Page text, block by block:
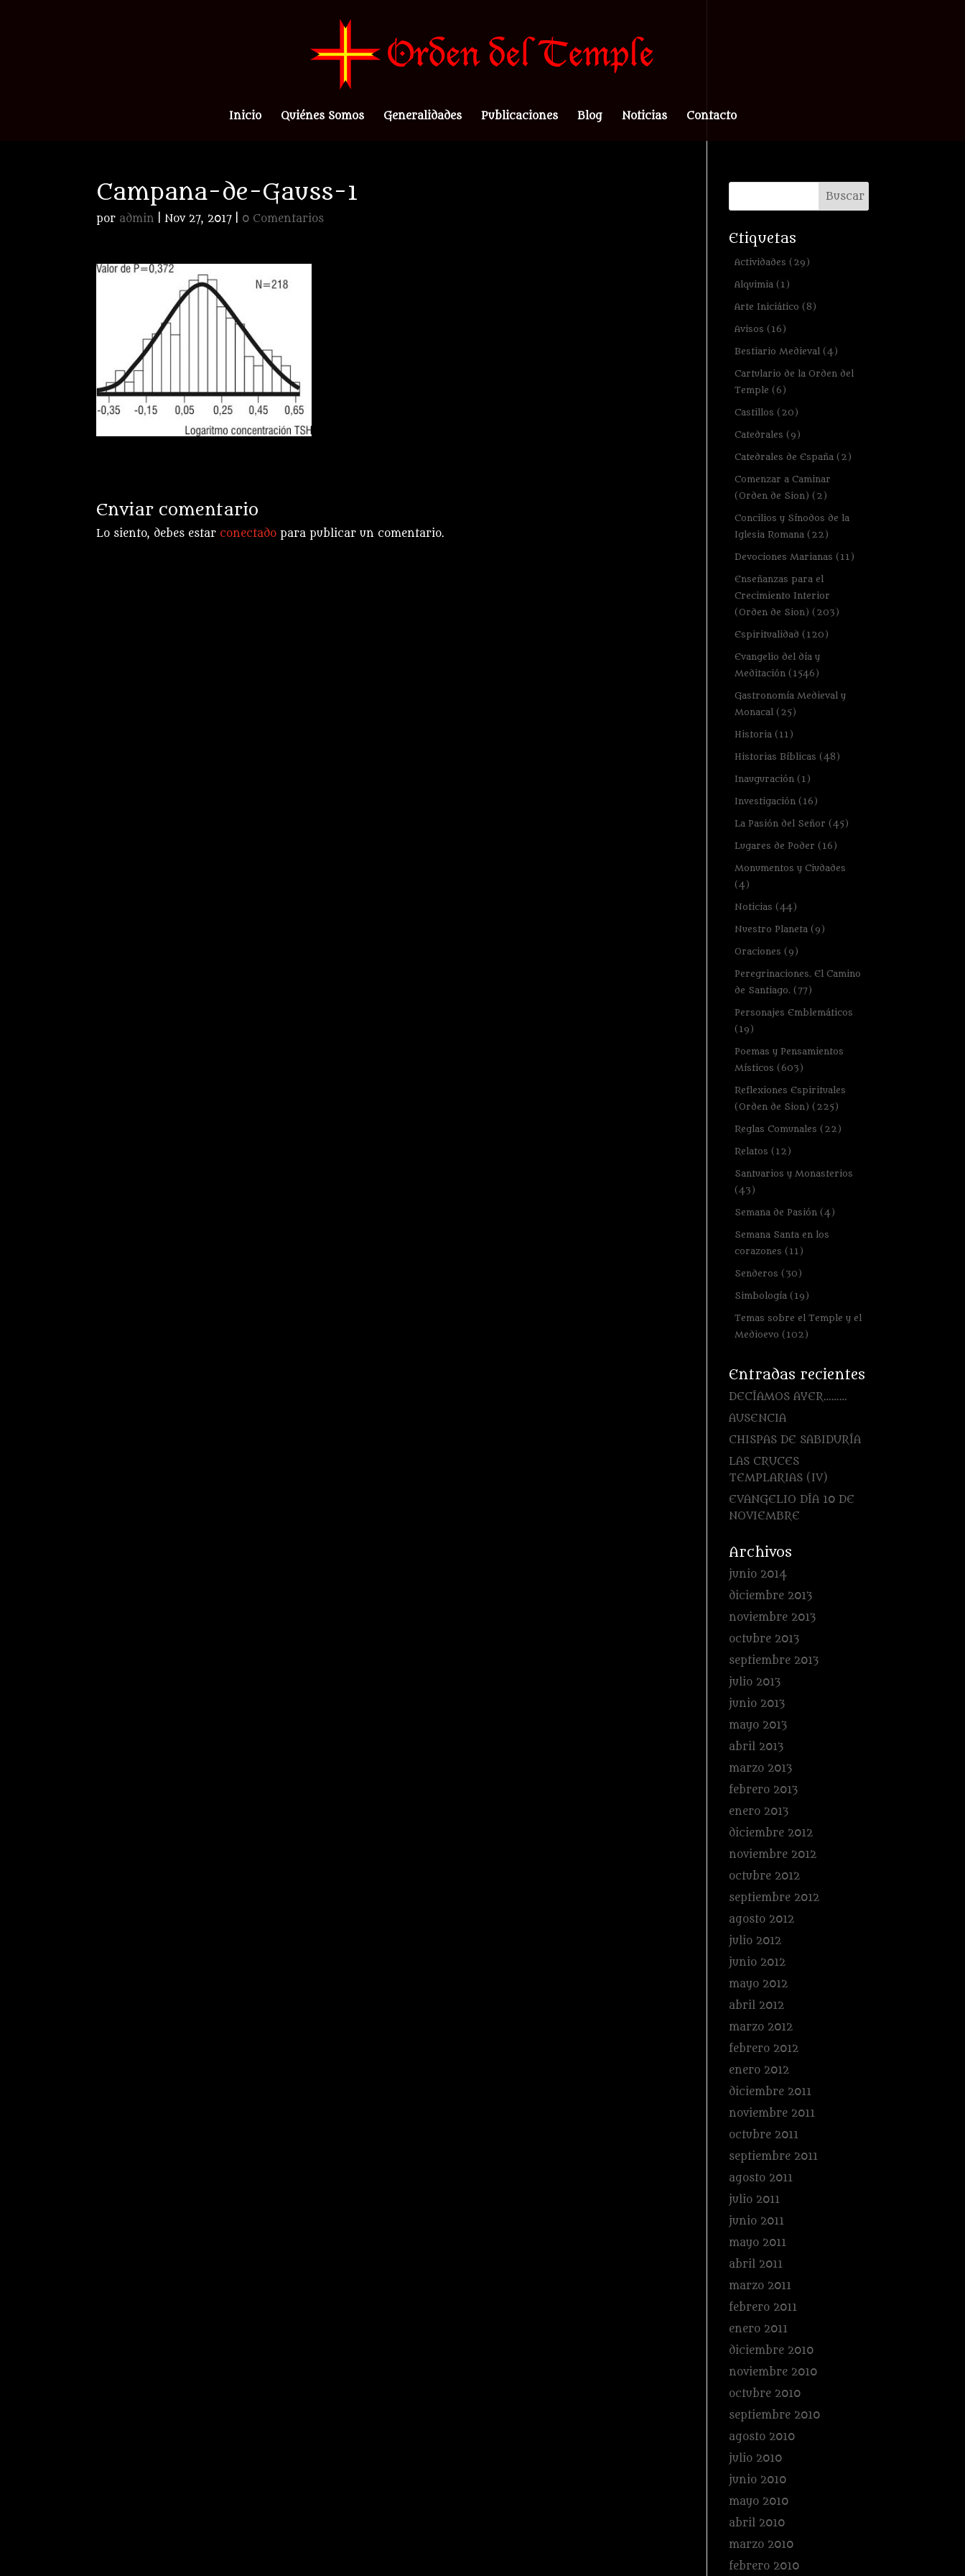
Inicio Quiénes Somos Generalidades Publicaciones Blog Noticias Contacto
Campana-de-Gauss-1
por admin |Nov 27, 2017 0 Comentarios
Enviar comentario
Lo siento, debes estar conectado para publicar un comentario.
Etiquetas
Actividades (29)
Alquimia (1)
Arte Iniciático (8)
Avisos (16)
Bestiario Medieval (4)
Cartulario de la Orden del
Temple (6)
Castillos (20)
Catedrales (9)
Catedrales de España (2)
Comenzar a Caminar
(Orden de Sion) (2)
Concilios y Sínodos de la
Iglesia Romana (22)
Devociones Marianas (11)
Enseñanzas para el
Crecimiento Interior
(Orden de Sion) (203)
Espiritualidad (120)
Evangelio del día y
Meditación (1546)
Gastronomía Medieval y
Monacal (25)
Historia (11)
Historias Bíblicas (48)
Inauguración (1)
Investigación (16)
La Pasión del Señor (45)
Lugares de Poder (16)
Monumentos y Ciudades
(4)
Noticias (44)
Nuestro Planeta (9)
Oraciones (9)
Peregrinaciones. El Camino
de Santiago. (77)
Personajes Emblemáticos
(19)
Poemas y Pensamientos
Místicos (603)
Reflexiones Espirituales
(Orden de Sion) (225)
Reglas Comunales (22)
Relatos (12)
Santuarios y Monasterios
(43)
Semana de Pasión (4)
Semana Santa en los
corazones (11)
Senderos (30)
Simbología (19)
Temas sobre el Temple y el
Medioevo (102)
Entradas recientes
DECÍAMOS AYER………
AUSENCIA
CHISPAS DE SABIDURÍA
LAS CRUCES
TEMPLARIAS (IV)
EVANGELIO DÍA 10 DE
NOVIEMBRE
Archivos
junio 2014
diciembre 2013
noviembre 2013
octubre 2013
septiembre 2013
julio 2013
junio 2013
mayo 2013
abril 2013
marzo 2013
febrero 2013
enero 2013
diciembre 2012
noviembre 2012
octubre 2012
septiembre 2012
agosto 2012
julio 2012
junio 2012
mayo 2012
abril 2012
marzo 2012
febrero 2012
enero 2012
diciembre 2011
noviembre 2011
octubre 2011
septiembre 2011
agosto 2011
julio 2011
junio 2011
mayo 2011
abril 2011
marzo 2011
febrero 2011
enero 2011
diciembre 2010
noviembre 2010
octubre 2010
septiembre 2010
agosto 2010
julio 2010
junio 2010
mayo 2010
abril 2010
marzo 2010
febrero 2010